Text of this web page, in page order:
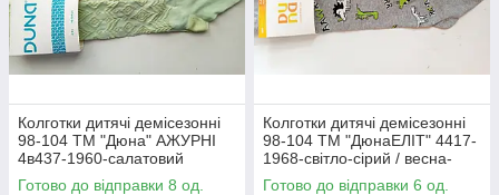
Колготки дитячі демісезонні
98-104 ТМ "Дюна" АЖУРНІ
4в437-1960-салатовий
Готово до відправки 8 од.
Колготки дитячі демісезонні
98-104 ТМ "ДюнаЕЛІТ" 4417-
1968-світло-сірий / весна-
осінь
Готово до відправки 6 од.